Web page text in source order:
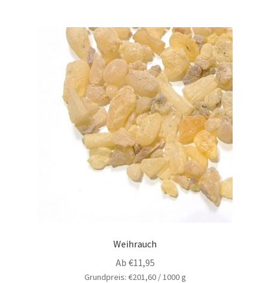
Weihrauch
Ab €11,95
Grundpreis: €201,60/1000g